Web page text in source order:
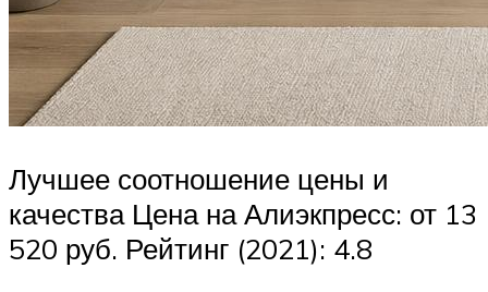
Лучшее соотношение цены и
качества Цена на Алиэкпресс: от 13
520 руб. Рейтинг (2021): 4.8